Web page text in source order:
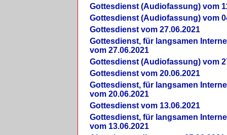
Gottesdienst (Audiofassung) vom
Gottesdienst (Audiofassung) vom
Gottesdienst vom 27.06.2021
Gottesdienst, für langsamen
vom 27.06.2021
Gottesdienst (Audiofassung) vom
Gottesdienst vom 20.06.2021
Gottesdienst, für langsamen
vom 20.06.2021
Gottesdienst vom 13.06.2021
Gottesdienst, für langsamen
vom 13.06.2021